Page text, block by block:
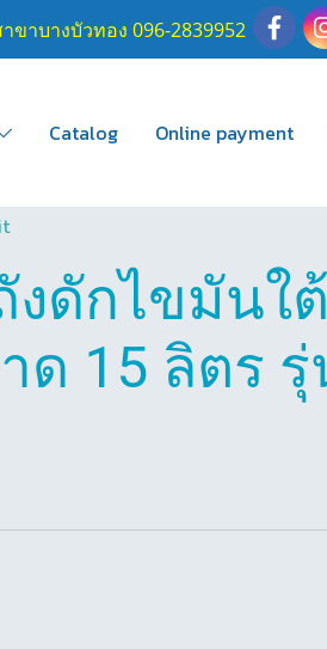
ขาบางบัวทอง 096-2839952
Catalog Online payment
งดักไขมันใต้
15 ลิตร